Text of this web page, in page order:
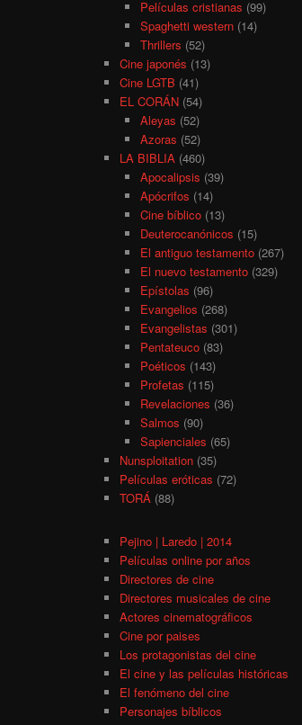
Películas cristianas (99)
Spaghetti western(14)
Thrillers (52)
Cine japonés (13)
Cine LGTB (41)
EL CORÁN (54)
Aleyas (52)
Azoras (52)
LA BIBLIA (460)
Apocalipsis (39)
Apócrifos (14)
Cine bíblico(13)
Deuterocanónicos (15)
El antiguo testamento(267)
El nuevo testamento(329)
Epístolas (96)
Evangelios (268)
Evangelistas (301)
Pentateuco(83)
Poéticos (143)
Profetas (115)
Revelaciones (36)
Salmos (90)
Sapienciales (65)
Nunsploitation (35)
Películas eróticas (72)
TORÁ (88)
Pejino | Laredo | 2014
Películas online por años
Directores de cine
Directores musicales de cine
Actores cinematográficos
Cine por paises
Los protagonistas del cine
El cine y las películas históricas
El fenómeno del cine
Personajes bíblicos